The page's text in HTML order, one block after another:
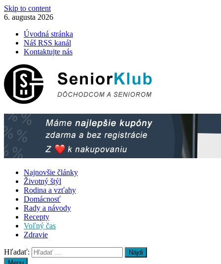
Skip to content
6. augusta 2026
Úvodná stránka
Náš RSS kanál
Kontaktujte nás
Najnovšie články
Životný štýl
Rodina a vzťahy
Domácnosť
Rady a návody
Recepty
Voľný čas
Zdravie
Hľadať: